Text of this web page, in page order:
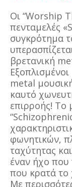
Οι “Worship
πενταμελές
συγκρότημα
βρετανική
metal
καυτό
επιρροής! Το
φωνητικών,
ταχύτητας
έναν ήχο που
που κρατά το
Με